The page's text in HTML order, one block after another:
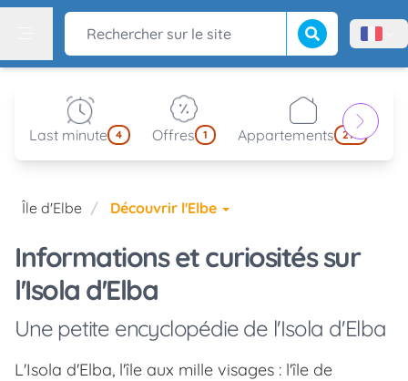
Rechercher sur le site Lancer la Menù
Last minute 4 Offres 1 Appartements 214
Île d'Elbe Découvrir l'Elbe
Informations et curiosités sur
l'Isola d'Elba
Une petite encyclopédie de l'Isola d'Elba
L'Isola d'Elba, l'île aux mille visages : l'île de